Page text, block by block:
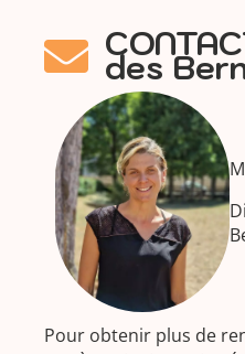
des
Pour obtenir plus de